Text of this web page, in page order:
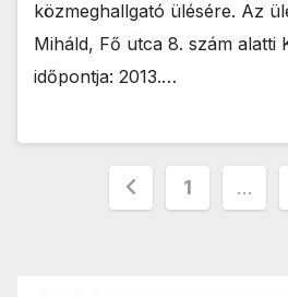
közmeghallgató ülésére. Az
Miháld, Fő utca 8. szám alatti
időpontja: 2013.…
1 …